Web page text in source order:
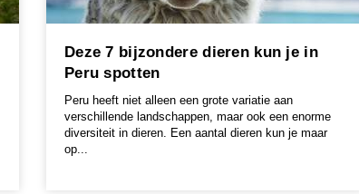
Deze 7 bijzondere dieren kun je in
Peru spotten
Peru heeft niet alleen een grote variatie aan
verschillende landschappen, maar ook een enorme
diversiteit in dieren. Een aantal dieren kun je maar
op...